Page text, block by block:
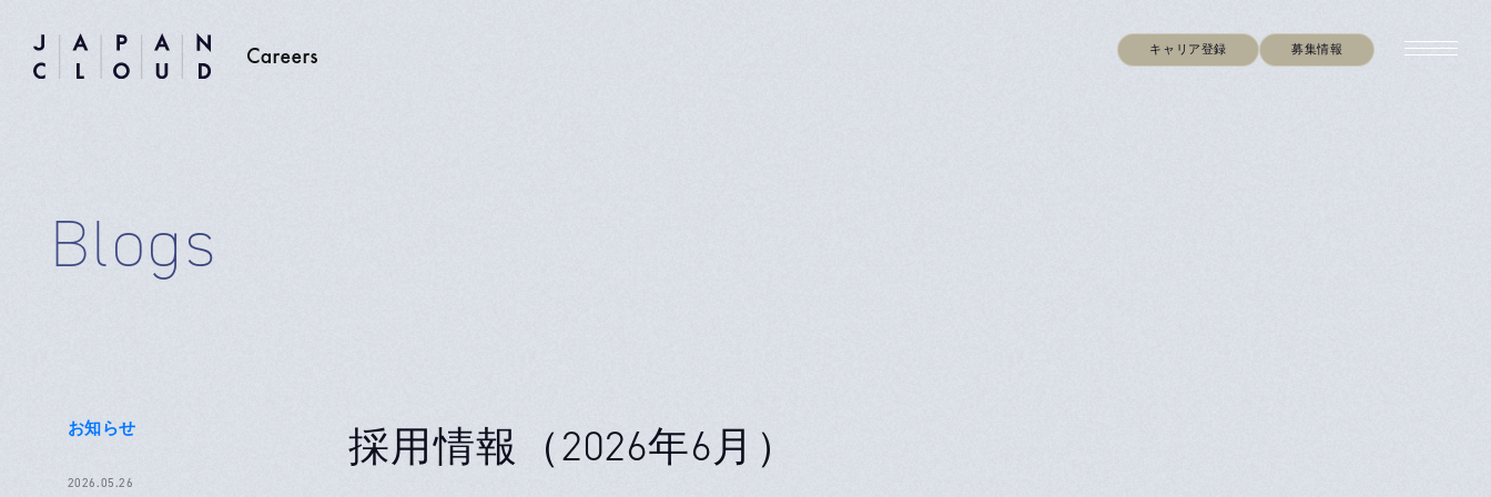
キャリア登録 募集情報
Blogs
お知らせ
2026.05.26
採用情報（2026年6月）